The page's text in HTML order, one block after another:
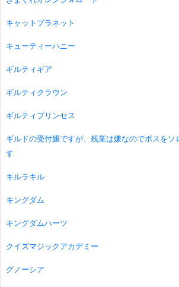
キャットプラネット
キューティーハニー
ギルティギア
ギルティクラウン
ギルティプリンセス
ギルドの受付嬢ですが、残業は嫌なのでボスをソ
す
キルラキル
キングダム
キングダムハーツ
クイズマジックアカデミー
グノーシア